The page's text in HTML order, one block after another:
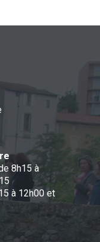
8h15 à
à 12h00 et